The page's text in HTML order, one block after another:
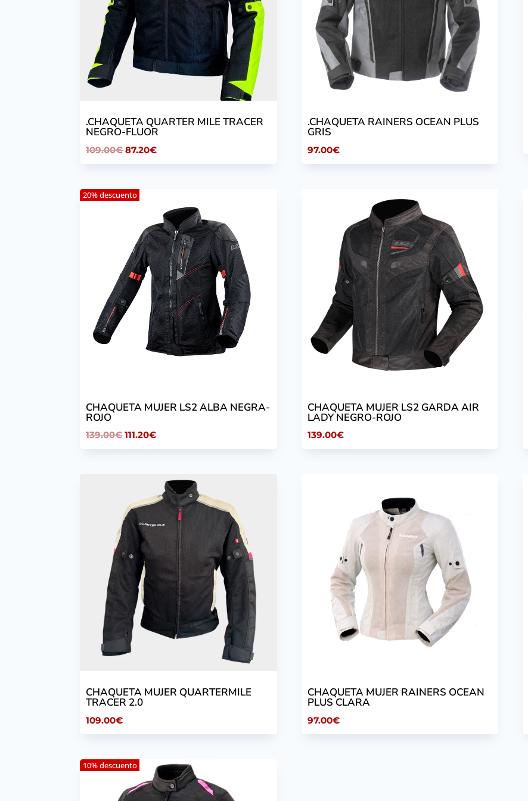
.CHAQUETA QUARTER MILE TRACER
NEGRO-FLUOR
109.00€El
precio
era:
109.00€.
87.20€El
precio
87.20€.
.CHAQUETA RAINERS OCEAN PLUS
GRIS
97.00€
20% descuento
CHAQUETA MUJER LS2 ALBA NEGRA-
ROJO
139.00€El
precio
139.00€.
111.20€El
precio
es:
111.20€.
CHAQUETA MUJER LS2 GARDA AIR
LADY NEGRO-ROJO
139.00€
CHAQUETA MUJER QUARTERMILE
TRACER 2.0
109.00€
CHAQUETA MUJER RAINERS OCEAN
PLUS CLARA
97.00€
10% descuento